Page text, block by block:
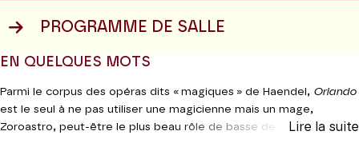
PROGRAMME DE SALLE
EN QUELQUES MOTS
Parmi le corpus des opéras dits « magiques » de Haendel, Orlando
est le seul à ne pas utiliser une magicienne mais un mage,
Zoroastro, peut-être le plus beau rôle de basse de tout leLire la suite